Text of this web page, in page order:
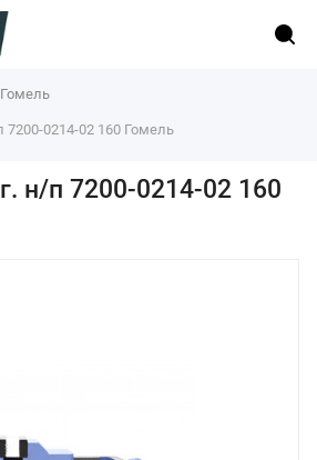
Гомель
7200-0214-02 160 Гомель
н/п 7200-0214-02 160